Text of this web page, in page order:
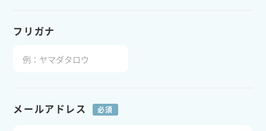
フリガナ
メールアドレス 必須